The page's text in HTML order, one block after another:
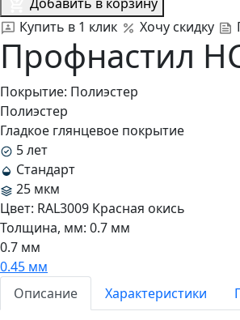
Купить в 1 клик
Хочу скидку
Профнастил
Покрытие: Полиэстер
Полиэстер
Гладкое глянцевое покрытие
5 лет
Стандарт
25 мкм
Цвет: RAL3009 Красная окись
Толщина, мм: 0.7 мм
0.7 мм
0.45 мм
Описание
Характеристики